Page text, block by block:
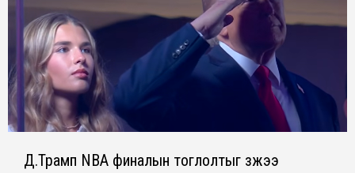
Д.Трамп NBA финалын тоглолтыг үзжээ